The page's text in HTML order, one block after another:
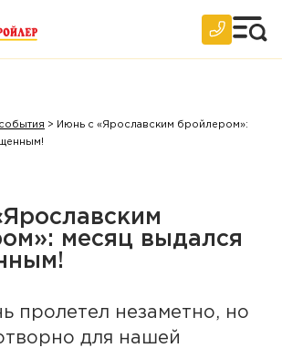
> Июнь с «Ярославским бройлером»:
месяц выдался
пролетел незаметно, но
для нашей